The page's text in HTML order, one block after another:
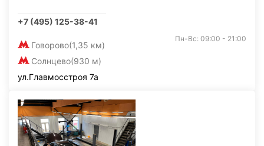
+7 (495) 125-38-41
Говорово(1,35 км)
Солнцево(930 м)
Пн-Вс: 09:00 - 21:00
ул.Главмосстроя 7а